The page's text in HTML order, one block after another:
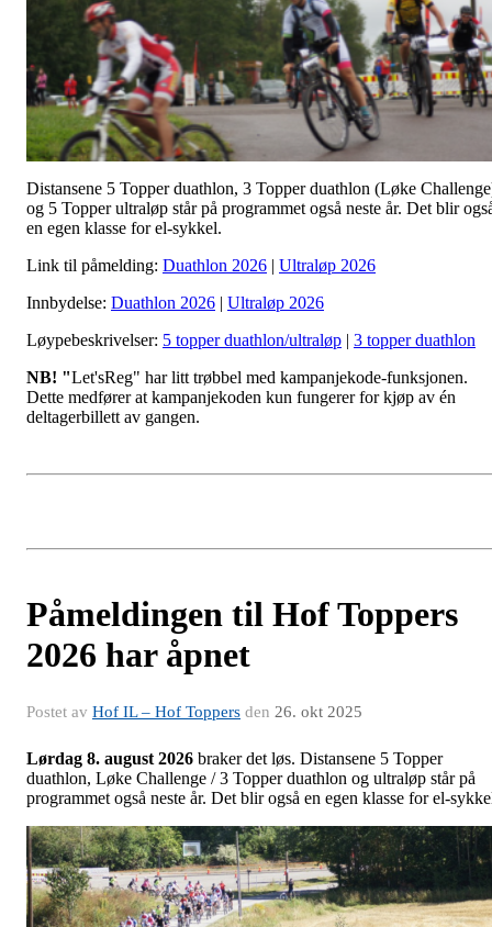
Distansene 5 Topper duathlon, 3 Topper duathlon (Løke
og 5 Topper ultraløp står på programmet også neste år. Det blir
en egen klasse for el-sykkel.
Link til påmelding: Duathlon 2026 | Ultraløp 2026
Innbydelse: Duathlon 2026 | Ultraløp 2026
Løypebeskrivelser: 5 topper duathlon/ultraløp | 3 topper duathlon
NB! "Let'sReg" har litt trøbbel med kampanjekode-funksjonen.
Dette medfører at kampanjekoden kun fungerer for kjøp av én
deltagerbillett av gangen.
Påmeldingen til Hof Toppers
2026 har åpnet
Postet av Hof IL – Hof Toppers den 26. okt 2025
Lørdag 8. august 2026 braker det løs. Distansene 5 Topper
duathlon, Løke Challenge / 3 Topper duathlon og ultraløp står på
programmet også neste år. Det blir også en egen klasse for el-